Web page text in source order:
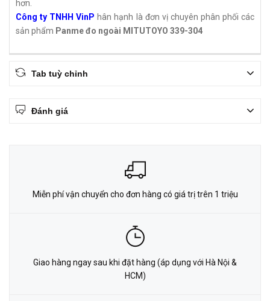
hơn.
Công ty TNHH VinP hân hạnh là đơn vị chuyên phân phối các
sản phẩm Panme đo ngoài MITUTOYO 339-304
Tab tuỳ chỉnh
Đánh giá
Miễn phí vận chuyển cho đơn hàng có giá trị trên 1 triệu
Giao hàng ngay sau khi đặt hàng (áp dụng với Hà Nội &
HCM)